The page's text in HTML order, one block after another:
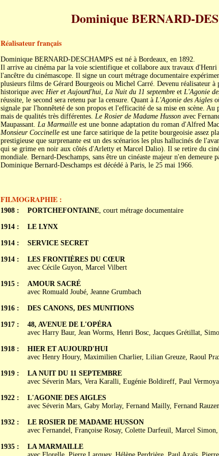
Dominique BERNARD-
Réalisateur français
Dominique BERNARD-DESCHAMPS est né à Bordeaux, en 1892.
Il arrive au cinéma par la voie scientifique et collabore aux travaux d'Henri
l'ancêtre du cinémascope. Il signe un court métrage documentaire
plusieurs films de Gérard Bourgeois ou Michel Carré. Devenu réalisateur
historique avec Hier et Aujourd'hui, La Nuit du 11 septembreet L'Agonie
réussite, le second sera retenu par la censure. Quant à L'Agonie des Aigles
signale par l'honnêteté de son propos et l'efficacité de sa mise en scène.
mais de qualités très différentes. Le Rosier de Madame Hussonavec
Maupassant. La Marmailleest une bonne adaptation du roman d'Alfred
Monsieur Coccinelleest une farce satirique de la petite bourgeoisie assez
prestigieuse que surprenante est un des scénarios les plus hallucinés de
qui se grime en noir aux côtés d'Arletty et Marcel Dalio). Il se retire du
mondiale. Bernard-Deschamps, sans être un cinéaste majeur n'en demeure
Dominique Bernard-Deschamps est décédé à Paris, le 25 mai 1966.
FILMOGRAPHIE :
1908 :
1914 :
1914 :
1914 :
1915 :
1916 :
1917 :
1918 :
1919 :
1922 :
1932 :
1935 :
PORTCHEFONTAINE, court métrage documentaire
LE LYNX
SERVICE SECRET
LES FRONTIÈRES DU CŒUR
avec Cécile Guyon, Marcel Vilbert
AMOUR SACRÉ
avec Romuald Joubé, Jeanne Grumbach
DES CANONS, DES MUNITIONS
48, AVENUE DE L'OPÉRA
avec Harry Baur, Jean Worms, Henri Bosc, Jacques Grétillat,
HIER ET AUJOURD'HUI
avec Henry Houry, Maximilien Charlier, Lilian Greuze, Raoul
LA NUIT DU 11 SEPTEMBRE
avec Séverin Mars, Vera Karalli, Eugénie Boldireff, Paul
L'AGONIE DES AIGLES
avec Séverin Mars, Gaby Morlay, Fernand Mailly, Fernand
LE ROSIER DE MADAME HUSSON
avec Fernandel, Françoise Rosay, Colette Darfeuil, Marcel
LA MARMAILLE